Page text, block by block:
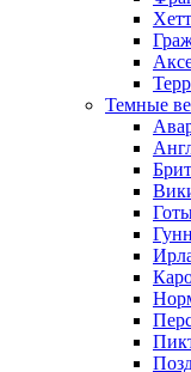
Темные